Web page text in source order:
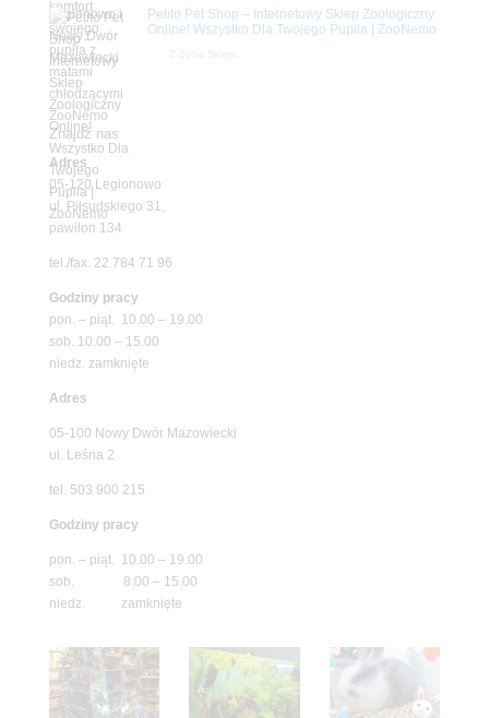
Petito Pet Shop – Internetowy Sklep Zoologiczny
Online! Wszystko Dla Twojego Pupila | ZooNemo
Znajdź nas
Adres
05-120 Legionowo
ul. Piłsudskiego 31,
pawilon 134
tel./fax. 22 784 71 96
Godziny pracy
pon. – piąt. 10.00 – 19.00
sob. 10.00 – 15.00
niedz. zamknięte
Adres
05-100 Nowy Dwór Mazowiecki
ul. Leśna 2
tel. 503 900 215
Godziny pracy
pon. – piąt. 10.00 – 19.00
sob. 8.00 – 15.00
niedz. zamknięte